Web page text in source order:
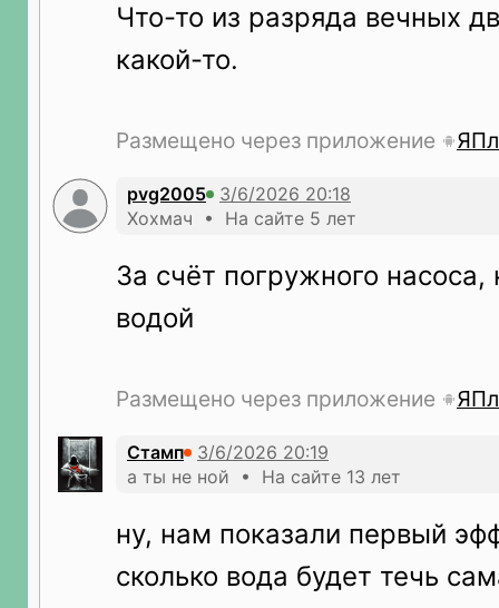
Что-то из разряда вечных
какой-то.
Размещено через приложение
pvg2005
Хохмач • На сайте 5 лет
За счёт погружного насоса,
водой
Размещено через приложение
Стамп
а ты не ной • На сайте 13 лет
ну, нам показали первый
сколько вода будет течь